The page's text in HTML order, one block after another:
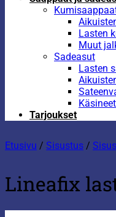
Lasten
Muut
Sadeasut
Lasten
Tarjoukset
Etusivu / Sisustus /
Lineafix